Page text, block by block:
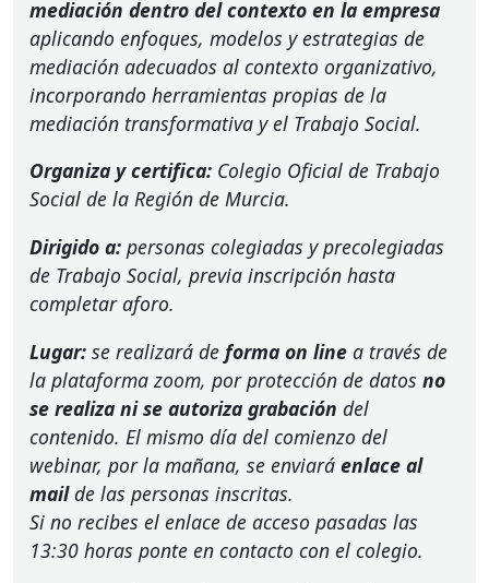
mediación dentro del contexto en la empresa
aplicando enfoques, modelos y estrategias de
mediación adecuados al contexto organizativo,
incorporando herramientas propias de la
mediación transformativa y el Trabajo Social.
Organiza y certifica: Colegio Oficial de Trabajo
Social de la Región de Murcia.
Dirigido a: personas colegiadas y precolegiadas
de Trabajo Social, previa inscripción hasta
completar aforo.
Lugar: se realizará de forma on line a través de
la plataforma zoom, por protección de datos no
se realiza ni se autoriza grabación del
contenido. El mismo día del comienzo del
webinar, por la mañana, se enviará enlace al
mailde las personas inscritas.
Si no recibes el enlace de acceso pasadas las
13:30 horas ponte en contacto con el colegio.